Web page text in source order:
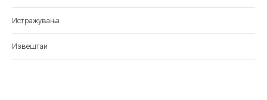
Истражувања
Извештаи